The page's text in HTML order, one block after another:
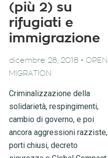
(più 2) su
rifugiati e
immigrazione
dicembre 28, 2018 - OPEN
MIGRATION
Criminalizzazione della
solidarietà, respingimenti,
cambio di governo, e poi
ancora aggressioni razziste,
porti chiusi, decreto